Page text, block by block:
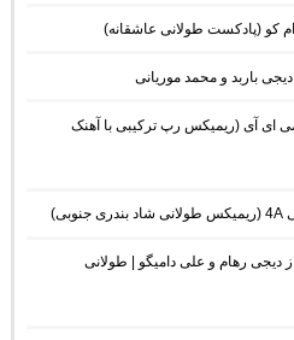
ای آی (ریمیکس رپ ترکیبی با آهنک
دانلود ریمیکس موزیک باکس 43 از دیجی رهام و علی دامیگو | طولانی